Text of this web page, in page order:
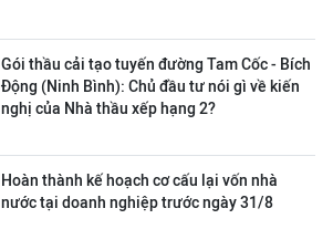
Gói thầu cải tạo tuyến đường Tam Cốc - Bích
Động (Ninh Bình): Chủ đầu tư nói gì về kiến
nghị của Nhà thầu xếp hạng 2?
Hoàn thành kế hoạch cơ cấu lại vốn nhà
nước tại doanh nghiệp trước ngày 31/8